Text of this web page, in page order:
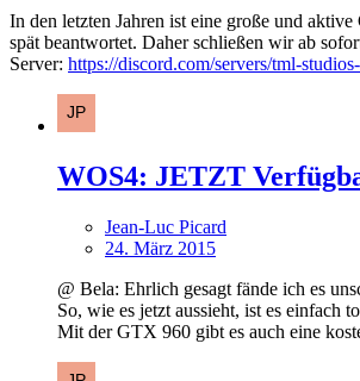
In den letzten Jahren ist eine große und
spät beantwortet. Daher schließen wir ab
Server: https://discord.com/servers/tml-
WOS4: JETZT
Jean-Luc Picard
24. März 2015
@ Bela: Ehrlich gesagt fände ich es
So, wie es jetzt aussieht, ist es einfach
Mit der GTX 960 gibt es auch eine